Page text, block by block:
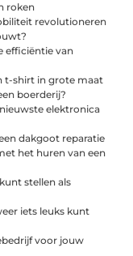
roken
revolutioneren
efficiëntie van
t-shirt in grote maat
boerderij?
elektronica
dakgoot reparatie
het huren van een
stellen als
iets leuks kunt
voor jouw